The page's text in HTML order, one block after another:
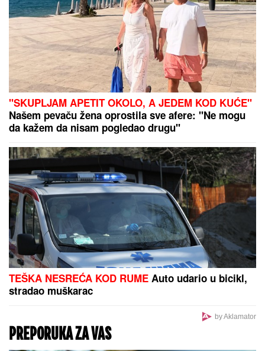
"SKUPLJAM APETIT OKOLO, A JEDEM KOD KUĆE"
Našem pevaču žena oprostila sve afere: "Ne mogu
da kažem da nisam pogledao drugu"
TEŠKA NESREĆA KOD RUME Auto udario u bicikl,
stradao muškarac
by Aklamator
PREPORUKA ZA VAS